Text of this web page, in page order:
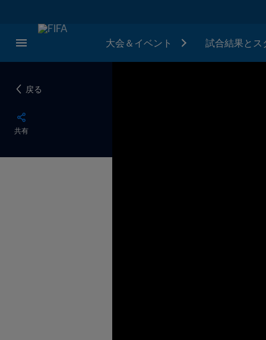
大会＆イベント 試合結果とス
戻る
共有